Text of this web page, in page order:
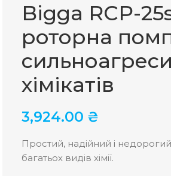
Bigga RCP-
роторна
хімікатів
3,924.00 ₴
Простий, надійний і
багатьох видів хімії.